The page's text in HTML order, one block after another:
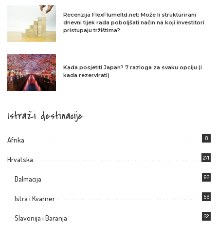
Recenzija FlexFlumeltd.net: Može li strukturirani
dnevni tijek rada poboljšati način na koji investitori
pristupaju tržištima?
Kada posjetiti Japan? 7 razloga za svaku opciju (i
kada rezervirati)
Istraži destinacije
Afrika 8
Hrvatska 271
Dalmacija 92
Istra i Kvarner 56
Slavonija i Baranja 22